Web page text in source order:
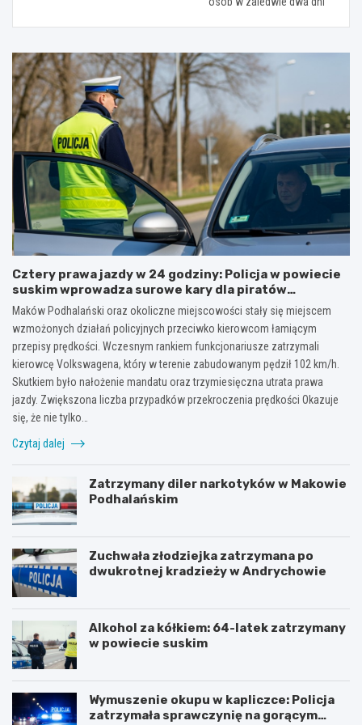
Cztery prawa jazdy w 24 godziny: Policja w powiecie
suskim wprowadza surowe kary dla piratów
drogowych!
Maków Podhalański oraz okoliczne miejscowości stały się miejscem
wzmożonych działań policyjnych przeciwko kierowcom łamiącym
przepisy prędkości. Wczesnym rankiem funkcjonariusze zatrzymali
kierowcę Volkswagena, który w terenie zabudowanym pędził 102 km/h.
Skutkiem było nałożenie mandatu oraz trzymiesięczna utrata prawa
jazdy. Zwiększona liczba przypadków przekroczenia prędkości Okazuje
się, że nie tylko…
Czytaj dalej
Zatrzymany diler narkotyków w Makowie
Podhalańskim
Zuchwała złodziejka zatrzymana po
dwukrotnej kradzieży w Andrychowie
Alkohol za kółkiem: 64-latek zatrzymany
w powiecie suskim
Wymuszenie okupu w kapliczce: Policja
zatrzymała sprawczynię na gorącym